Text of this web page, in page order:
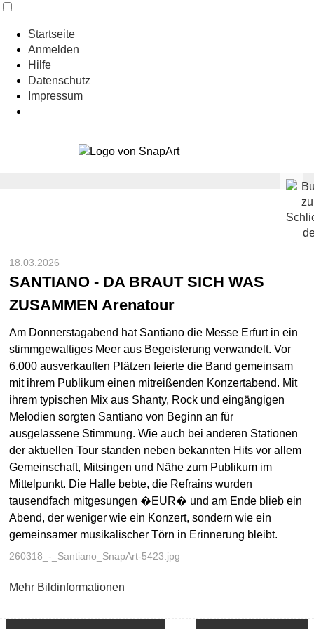
Startseite
Anmelden
Hilfe
Datenschutz
Impressum
18.03.2026
SANTIANO - DA BRAUT SICH WAS
ZUSAMMEN Arenatour
Am Donnerstagabend hat Santiano die Messe Erfurt in ein
stimmgewaltiges Meer aus Begeisterung verwandelt. Vor
6.000 ausverkauften Plätzen feierte die Band gemeinsam
mit ihrem Publikum einen mitreißenden Konzertabend. Mit
ihrem typischen Mix aus Shanty, Rock und eingängigen
Melodien sorgten Santiano von Beginn an für
ausgelassene Stimmung. Wie auch bei anderen Stationen
der aktuellen Tour standen neben bekannten Hits vor allem
Gemeinschaft, Mitsingen und Nähe zum Publikum im
Mittelpunkt. Die Halle bebte, die Refrains wurden
tausendfach mitgesungen �EUR� und am Ende blieb ein
Abend, der weniger wie ein Konzert, sondern wie ein
gemeinsamer musikalischer Törn in Erinnerung bleibt.
260318_-_Santiano_SnapArt-5423.jpg
Mehr Bildinformationen